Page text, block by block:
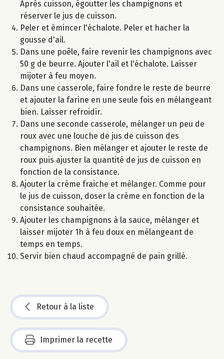
Après cuisson, égoutter les champignons et
réserver le jus de cuisson.
Peler et émincer l'échalote. Peler et hacher la
gousse d'ail.
Dans une poêle, faire revenir les champignons avec
50 g de beurre. Ajouter l'ail et l'échalote. Laisser
mijoter à feu moyen.
Dans une casserole, faire fondre le reste de beurre
et ajouter la farine en une seule fois en mélangeant
bien. Laisser refroidir.
Dans une seconde casserole, mélanger un peu de
roux avec une louche de jus de cuisson des
champignons. Bien mélanger et ajouter le reste de
roux puis ajuster la quantité de jus de cuisson en
fonction de la consistance.
Ajouter la crème fraiche et mélanger. Comme pour
le jus de cuisson, doser la crème en fonction de la
consistance souhaitée.
Ajouter les champignons à la sauce, mélanger et
laisser mijoter 1h à feu doux en mélangeant de
temps en temps.
Servir bien chaud accompagné de pain grillé.
Retour à la liste
Imprimer la recette